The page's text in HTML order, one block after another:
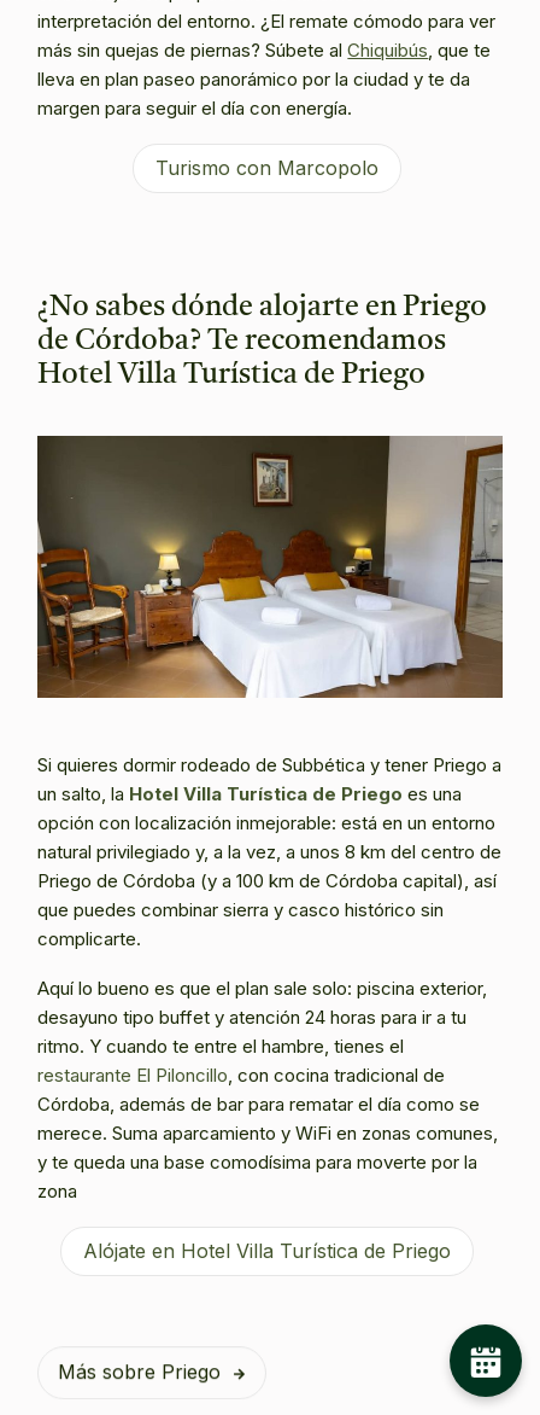
interpretación del entorno. ¿El remate cómodo para ver
más sin quejas de piernas? Súbete alChiquibús, que te
lleva en plan paseo panorámico por la ciudad y te da
margen para seguir el día con energía.
Turismo con Marcopolo
¿No sabes dónde alojarte en Priego
de Córdoba? Te recomendamos
Hotel Villa Turística de Priego
Si quieres dormir rodeado de Subbética y tener Priego a
un salto, la Hotel Villa Turística de Priego es una
opción con localización inmejorable: está en un entorno
natural privilegiado y, a la vez, a unos 8 km del centro de
Priego de Córdoba (y a 100 km de Córdoba capital), así
que puedes combinar sierra y casco histórico sin
complicarte.
Aquí lo bueno es que el plan sale solo: piscina exterior,
desayuno tipo buffet y atención 24 horas para ir a tu
ritmo. Y cuando te entre el hambre, tienes el
restaurante El Piloncillo, con cocina tradicional de
Córdoba, además de bar para rematar el día como se
merece. Suma aparcamiento y WiFi en zonas comunes,
y te queda una base comodísima para moverte por la
zona
Alójate en Hotel Villa Turística de Priego
Más sobre Priego